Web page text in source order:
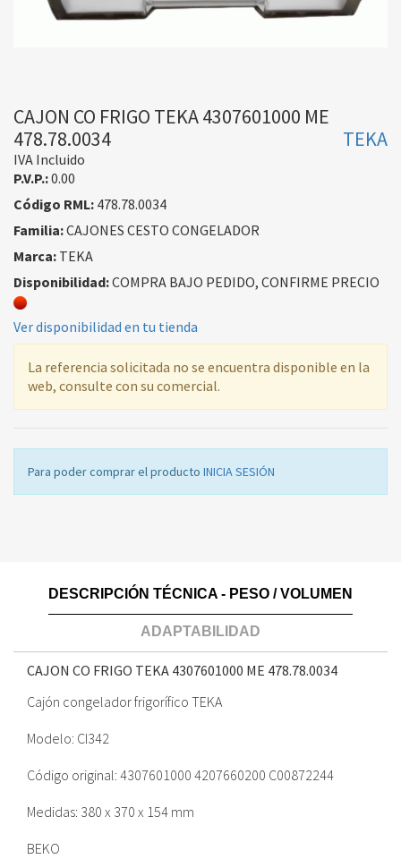
CAJON CO FRIGO TEKA 4307601000 ME
478.78.0034
TEKA
IVA Incluido
P.V.P.:0.00
Código RML: 478.78.0034
Familia:CAJONES CESTO CONGELADOR
Marca: TEKA
Disponibilidad:COMPRA BAJO PEDIDO, CONFIRME PRECIO
Ver disponibilidad en tu tienda
La referencia solicitada no se encuentra disponible en la
web, consulte con su comercial.
Para poder comprar el producto INICIA SESIÓN
DESCRIPCIÓN TÉCNICA - PESO / VOLUMEN
ADAPTABILIDAD
CAJON CO FRIGO TEKA 4307601000 ME 478.78.0034
Cajón congelador frigorífico TEKA
Modelo: CI342
Código original: 4307601000 4207660200 C00872244
Medidas: 380 x 370 x 154 mm
BEKO